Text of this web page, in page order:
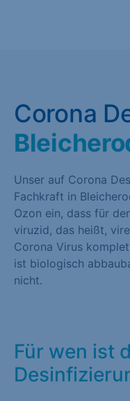
Corona
Unser auf Corona
Fachkraft in
Ozon ein, dass für
viruzid, das heißt,
Corona Virus
ist biologisch
nicht.
Für wen ist